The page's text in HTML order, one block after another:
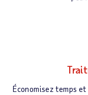
Économisez temps